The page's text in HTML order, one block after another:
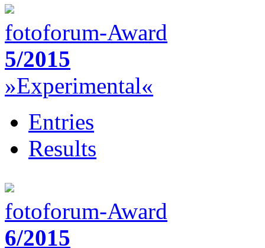
fotoforum-Award
5/2015
»Experimental«
Entries
Results
fotoforum-Award
6/2015